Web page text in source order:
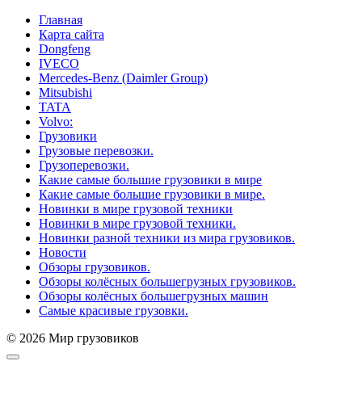
Главная
Карта сайта
Dongfeng
IVECO
Mercedes-Benz (Daimler Group)
Mitsubishi
TATA
Volvo:
Грузовики
Грузовые перевозки.
Грузоперевозки.
Какие самые большие грузовики в мире
Какие самые большие грузовики в мире.
Новинки в мире грузовой техники
Новинки в мире грузовой техники.
Новинки разной техники из мира грузовиков.
Новости
Обзоры грузовиков.
Обзоры колёсных большегрузных грузовиков.
Обзоры колёсных большегрузных машин
Самые красивые грузовки.
© 2026 Мир грузовиков